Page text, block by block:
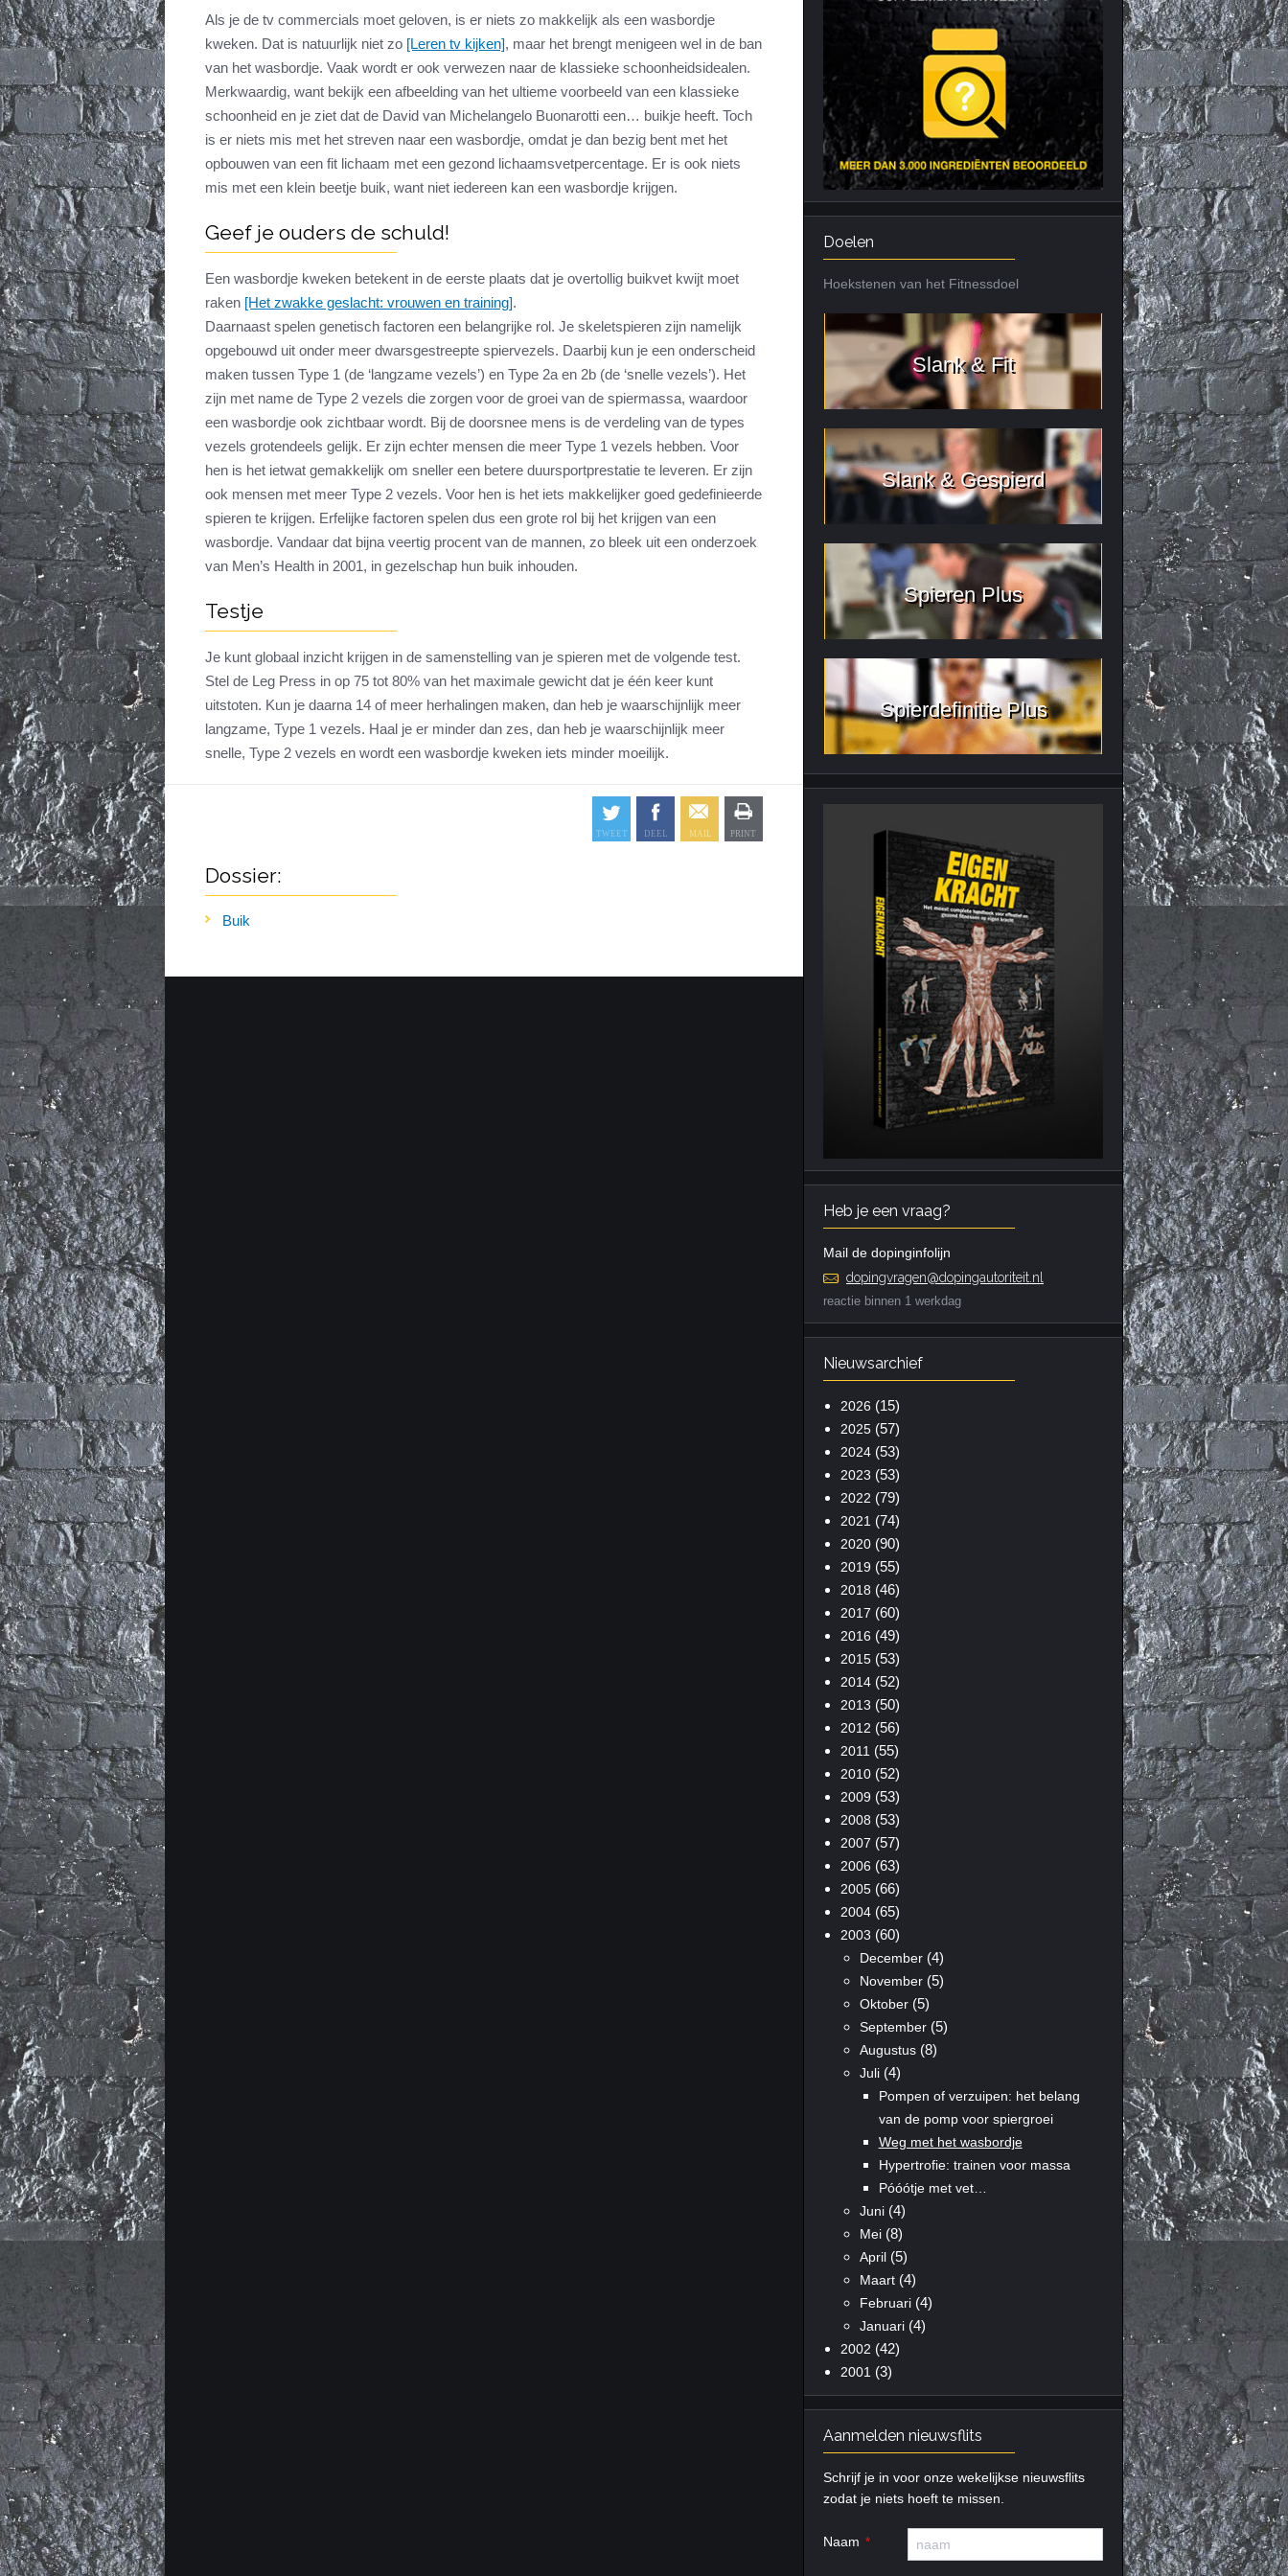
Cardiotraining
Combi van cardio en kracht
Trainingsfouten top 10
Veel gestelde vragen
Nutriënt Timing
Veel gestelde vragen
Citrus Aurantium
Tribulus Terrestris
Vitaminen en
mineralen
Weight Gainers
Nieuws archief
Als je de tv commercials moet geloven, is er niets zo makkelijk als een wasbordje
kweken. Dat is natuurlijk niet zo [Leren tv kijken], maar het brengt menigeen wel in de ban
van het wasbordje. Vaak wordt er ook verwezen naar de klassieke schoonheidsidealen.
Merkwaardig, want bekijk een afbeelding van het ultieme voorbeeld van een klassieke
schoonheid en je ziet dat de David van Michelangelo Buonarotti een… buikje heeft. Toch
is er niets mis met het streven naar een wasbordje, omdat je dan bezig bent met het
opbouwen van een fit lichaam met een gezond lichaamsvetpercentage. Er is ook niets
mis met een klein beetje buik, want niet iedereen kan een wasbordje krijgen.
Geef je ouders de schuld!
Een wasbordje kweken betekent in de eerste plaats dat je overtollig buikvet kwijt moet
raken [Het zwakke geslacht: vrouwen en training].
Daarnaast spelen genetisch factoren een belangrijke rol. Je skeletspieren zijn namelijk
opgebouwd uit onder meer dwarsgestreepte spiervezels. Daarbij kun je een onderscheid
maken tussen Type 1 (de ‘langzame vezels’) en Type 2a en 2b (de ‘snelle vezels’). Het
zijn met name de Type 2 vezels die zorgen voor de groei van de spiermassa, waardoor
een wasbordje ook zichtbaar wordt. Bij de doorsnee mens is de verdeling van de types
vezels grotendeels gelijk. Er zijn echter mensen die meer Type 1 vezels hebben. Voor
hen is het ietwat gemakkelijk om sneller een betere duursportprestatie te leveren. Er zijn
ook mensen met meer Type 2 vezels. Voor hen is het iets makkelijker goed gedefinieerde
spieren te krijgen. Erfelijke factoren spelen dus een grote rol bij het krijgen van een
wasbordje. Vandaar dat bijna veertig procent van de mannen, zo bleek uit een onderzoek
van Men’s Health in 2001, in gezelschap hun buik inhouden.
Testje
Je kunt globaal inzicht krijgen in de samenstelling van je spieren met de volgende test.
Stel de Leg Press in op 75 tot 80% van het maximale gewicht dat je één keer kunt
uitstoten. Kun je daarna 14 of meer herhalingen maken, dan heb je waarschijnlijk meer
langzame, Type 1 vezels. Haal je er minder dan zes, dan heb je waarschijnlijk meer
snelle, Type 2 vezels en wordt een wasbordje kweken iets minder moeilijk.
Dossier:
Buik
Doelen
Hoekstenen van het Fitnessdoel
Slank & Fit
Slank & Gespierd
Spieren Plus
Spierdefinitie Plus
Heb je een vraag?
Mail de dopinginfolijn
dopingvragen@dopingautoriteit.nl
reactie binnen 1 werkdag
Nieuwsarchief
2026 (15)
2025(57)
2024(53)
2023 (53)
2022 (79)
2021 (74)
2020(90)
2019 (55)
2018 (46)
2017 (60)
2016 (49)
2015(53)
2014(52)
2013 (50)
2012 (56)
2011 (55)
2010(52)
2009 (53)
2008 (53)
2007 (57)
2006 (63)
2005(66)
2004(65)
2003 (60)
December(4)
November(5)
Oktober(5)
September(5)
Augustus(8)
Juli(4)
Pompen of verzuipen: het belang
van de pomp voor spiergroei
Weg met het wasbordje
Hypertrofie: trainen voor massa
Póóótje met vet…
Juni(4)
Mei(8)
April(5)
Maart(4)
Februari(4)
Januari(4)
2002 (42)
2001 (3)
Aanmelden nieuwsflits
Schrijf je in voor onze wekelijkse nieuwsflits
zodat je niets hoeft te missen.
Naam